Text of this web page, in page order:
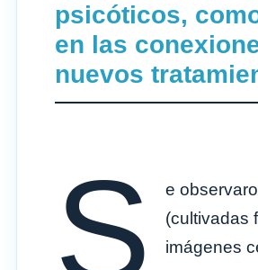
psicóticos,
en las
nuevos
S
e
(cultivadas
imágenes